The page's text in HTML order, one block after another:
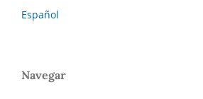
Español
Navegar